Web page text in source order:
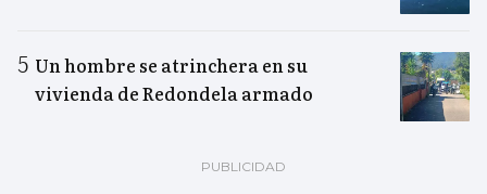
Un hombre se atrinchera en su
vivienda de Redondela armado